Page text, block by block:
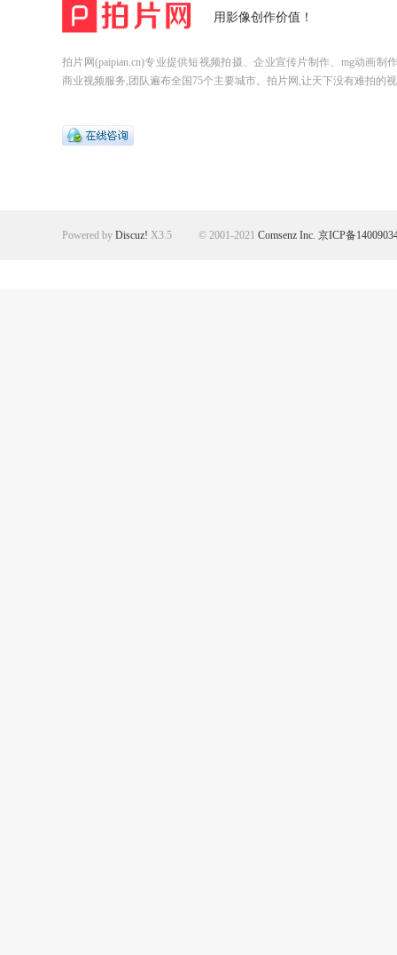
用影像创作价值！
拍片网(paipian.cn)专业提供短视频拍摄、企业宣传片制作、mg动画制
商业视频服务,团队遍布全国75个主要城市。拍片网,让天下没有难拍的
Powered by Discuz! X3.5 © 2001-2021 Comsenz Inc. 京ICP备